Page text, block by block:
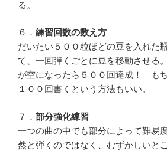
る。
６． 練習回数の数え方
だいたい５００粒ほどの豆を入れた
て、一回弾くごとに豆を移動させる
が空になったら５００回達成！ も
１００回書くという方法もいい。
７． 部分強化練習
一つの曲の中でも部分によって難易
然と弾くのではなく、むずかしいと